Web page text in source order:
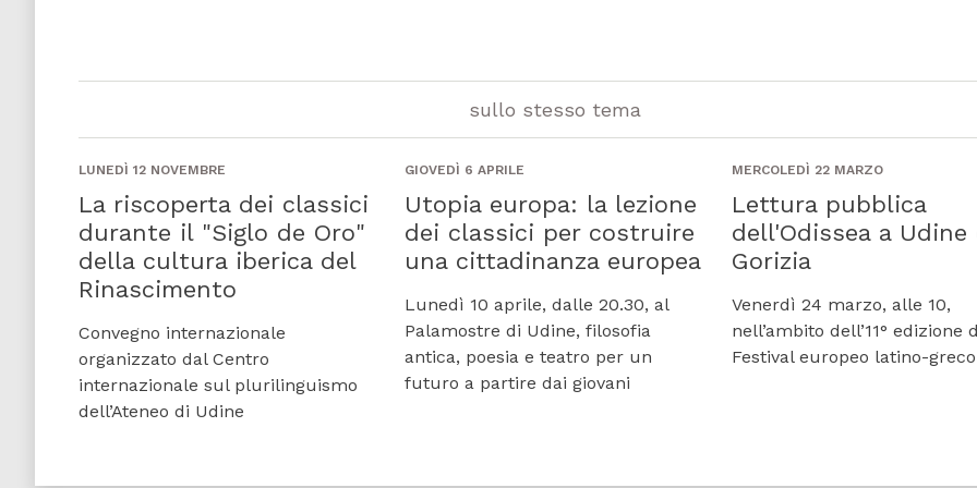
sullo stesso tema
LUNEDÌ 12 NOVEMBRE
La riscoperta dei classici
durante il "Siglo de Oro"
della cultura iberica del
Rinascimento
Convegno internazionale
organizzato dal Centro
internazionale sul plurilinguismo
dell’Ateneo di Udine
GIOVEDÌ 6 APRILE
Utopia europa: la lezione
dei classici per costruire
una cittadinanza europea
Lunedì 10 aprile, dalle 20.30, al
Palamostre di Udine, filosofia
antica, poesia e teatro per un
futuro a partire dai giovani
MERCOLEDÌ 22 MARZO
Lettura pubblica
dell'Odissea a Udine
Gorizia
Venerdì 24 marzo, alle 10,
nell’ambito dell’11° edizione
Festival europeo latino-greco